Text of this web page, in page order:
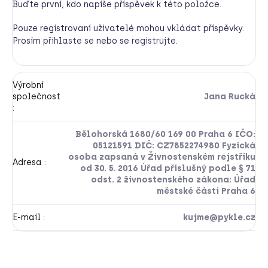
Buďte první, kdo napíše příspěvek k této položce.
Pouze registrovaní uživatelé mohou vkládat příspěvky.
Prosím přihlaste se nebo se registrujte.
Výrobní
společnost
:
Jana Rucká
Adresa :
Bělohorská 1680/60 169 00 Praha 6 IČO:
05121591 DIČ: CZ7852274980 Fyzická
osoba zapsaná v Živnostenském rejstříku
od 30. 5. 2016 Úřad příslušný podle § 71
odst. 2 živnostenského zákona: Úřad
městské části Praha 6
E-mail : kujme@pykle.cz